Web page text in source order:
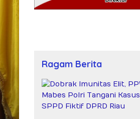
Ragam Berita